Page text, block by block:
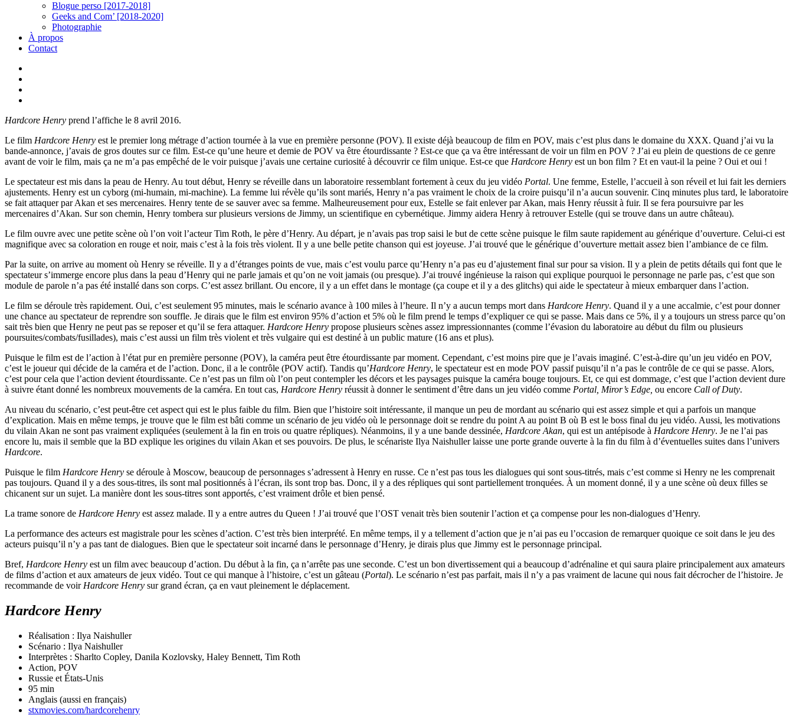
Blogue perso [2017-2018]
Geeks and Com’ [2018-2020]
Photographie
À propos
Contact
Hardcore Henry prend l’affiche le 8 avril 2016.
Le film Hardcore Henry est le premier long métrage d’action tournée à la vue en première personne (POV). Il existe déjà beaucoup de film en POV, mais c’est plus dans le domaine du XXX. Quand j’ai vu la
bande-annonce, j’avais de gros doutes sur ce film. Est-ce qu’une heure et demie de POV va être étourdissante ? Est-ce que ça va être intéressant de voir un film en POV ? J’ai eu plein de questions de ce genre
avant de voir le film, mais ça ne m’a pas empêché de le voir puisque j’avais une certaine curiosité à découvrir ce film unique. Est-ce que Hardcore Henry est un bon film ? Et en vaut-il la peine ? Oui et oui !
Le spectateur est mis dans la peau de Henry. Au tout début, Henry se réveille dans un laboratoire ressemblant fortement à ceux du jeu vidéo Portal. Une femme, Estelle, l’accueil à son réveil et lui fait les derniers
ajustements. Henry est un cyborg (mi-humain, mi-machine). La femme lui révèle qu’ils sont mariés, Henry n’a pas vraiment le choix de la croire puisqu’il n’a aucun souvenir. Cinq minutes plus tard, le laboratoire
se fait attaquer par Akan et ses mercenaires. Henry tente de se sauver avec sa femme. Malheureusement pour eux, Estelle se fait enlever par Akan, mais Henry réussit à fuir. Il se fera poursuivre par les
mercenaires d’Akan. Sur son chemin, Henry tombera sur plusieurs versions de Jimmy, un scientifique en cybernétique. Jimmy aidera Henry à retrouver Estelle (qui se trouve dans un autre château).
Le film ouvre avec une petite scène où l’on voit l’acteur Tim Roth, le père d’Henry. Au départ, je n’avais pas trop saisi le but de cette scène puisque le film saute rapidement au générique d’ouverture. Celui-ci est
magnifique avec sa coloration en rouge et noir, mais c’est à la fois très violent. Il y a une belle petite chanson qui est joyeuse. J’ai trouvé que le générique d’ouverture mettait assez bien l’ambiance de ce film.
Par la suite, on arrive au moment où Henry se réveille. Il y a d’étranges points de vue, mais c’est voulu parce qu’Henry n’a pas eu d’ajustement final sur pour sa vision. Il y a plein de petits détails qui font que le
spectateur s’immerge encore plus dans la peau d’Henry qui ne parle jamais et qu’on ne voit jamais (ou presque). J’ai trouvé ingénieuse la raison qui explique pourquoi le personnage ne parle pas, c’est que son
module de parole n’a pas été installé dans son corps. C’est assez brillant. Ou encore, il y a un effet dans le montage (ça coupe et il y a des glitchs) qui aide le spectateur à mieux embarquer dans l’action.
Le film se déroule très rapidement. Oui, c’est seulement 95 minutes, mais le scénario avance à 100 miles à l’heure. Il n’y a aucun temps mort dans Hardcore Henry. Quand il y a une accalmie, c’est pour donner
une chance au spectateur de reprendre son souffle. Je dirais que le film est environ 95% d’action et 5% où le film prend le temps d’expliquer ce qui se passe. Mais dans ce 5%, il y a toujours un stress parce qu’on
sait très bien que Henry ne peut pas se reposer et qu’il se fera attaquer. Hardcore Henry propose plusieurs scènes assez impressionnantes (comme l’évasion du laboratoire au début du film ou plusieurs
poursuites/combats/fusillades), mais c’est aussi un film très violent et très vulgaire qui est destiné à un public mature (16 ans et plus).
Puisque le film est de l’action à l’état pur en première personne (POV), la caméra peut être étourdissante par moment. Cependant, c’est moins pire que je l’avais imaginé. C’est-à-dire qu’un jeu vidéo en POV,
c’est le joueur qui décide de la caméra et de l’action. Donc, il a le contrôle (POV actif). Tandis qu’Hardcore Henry, le spectateur est en mode POV passif puisqu’il n’a pas le contrôle de ce qui se passe. Alors,
c’est pour cela que l’action devient étourdissante. Ce n’est pas un film où l’on peut contempler les décors et les paysages puisque la caméra bouge toujours. Et, ce qui est dommage, c’est que l’action devient dure
à suivre étant donné les nombreux mouvements de la caméra. En tout cas, Hardcore Henry réussit à donner le sentiment d’être dans un jeu vidéo comme Portal, Miror’s Edge, ou encore Call of Duty.
Au niveau du scénario, c’est peut-être cet aspect qui est le plus faible du film. Bien que l’histoire soit intéressante, il manque un peu de mordant au scénario qui est assez simple et qui a parfois un manque
d’explication. Mais en même temps, je trouve que le film est bâti comme un scénario de jeu vidéo où le personnage doit se rendre du point A au point B où B est le boss final du jeu vidéo. Aussi, les motivations
du vilain Akan ne sont pas vraiment expliquées (seulement à la fin en trois ou quatre répliques). Néanmoins, il y a une bande dessinée, Hardcore Akan, qui est un antépisode à Hardcore Henry. Je ne l’ai pas
encore lu, mais il semble que la BD explique les origines du vilain Akan et ses pouvoirs. De plus, le scénariste Ilya Naishuller laisse une porte grande ouverte à la fin du film à d’éventuelles suites dans l’univers
Hardcore.
Puisque le film Hardcore Henry se déroule à Moscow, beaucoup de personnages s’adressent à Henry en russe. Ce n’est pas tous les dialogues qui sont sous-titrés, mais c’est comme si Henry ne les comprenait
pas toujours. Quand il y a des sous-titres, ils sont mal positionnés à l’écran, ils sont trop bas. Donc, il y a des répliques qui sont partiellement tronquées. À un moment donné, il y a une scène où deux filles se
chicanent sur un sujet. La manière dont les sous-titres sont apportés, c’est vraiment drôle et bien pensé.
La trame sonore de Hardcore Henry est assez malade. Il y a entre autres du Queen ! J’ai trouvé que l’OST venait très bien soutenir l’action et ça compense pour les non-dialogues d’Henry.
La performance des acteurs est magistrale pour les scènes d’action. C’est très bien interprété. En même temps, il y a tellement d’action que je n’ai pas eu l’occasion de remarquer quoique ce soit dans le jeu des
acteurs puisqu’il n’y a pas tant de dialogues. Bien que le spectateur soit incarné dans le personnage d’Henry, je dirais plus que Jimmy est le personnage principal.
Bref, Hardcore Henry est un film avec beaucoup d’action. Du début à la fin, ça n’arrête pas une seconde. C’est un bon divertissement qui a beaucoup d’adrénaline et qui saura plaire principalement aux amateurs
de films d’action et aux amateurs de jeux vidéo. Tout ce qui manque à l’histoire, c’est un gâteau (Portal). Le scénario n’est pas parfait, mais il n’y a pas vraiment de lacune qui nous fait décrocher de l’histoire. Je
recommande de voir Hardcore Henry sur grand écran, ça en vaut pleinement le déplacement.
Hardcore Henry
Réalisation : Ilya Naishuller
Scénario : Ilya Naishuller
Interprètes : Sharlto Copley, Danila Kozlovsky, Haley Bennett, Tim Roth
Action, POV
Russie et États-Unis
95 min
Anglais (aussi en français)
stxmovies.com/hardcorehenry